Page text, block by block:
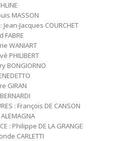
MASSON
: Jean-Jacques COURCHET
FABRE
WANIART
PHILIBERT
BONGIORNO
GIRAN
: François DE CANSON
: Philippe DE LA GRANGE
CARLETTI